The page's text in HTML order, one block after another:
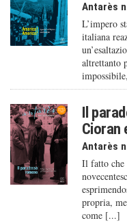
Antarès
L’impero
italiana
altrettanto
Il
Cioran
Antarès
Il fatto che
propria,
come [...]